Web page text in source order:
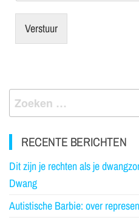
Verstuur
RECENTE BERICHTEN
Dit zijn je rechten als je
Dwang
Autistische Barbie: over